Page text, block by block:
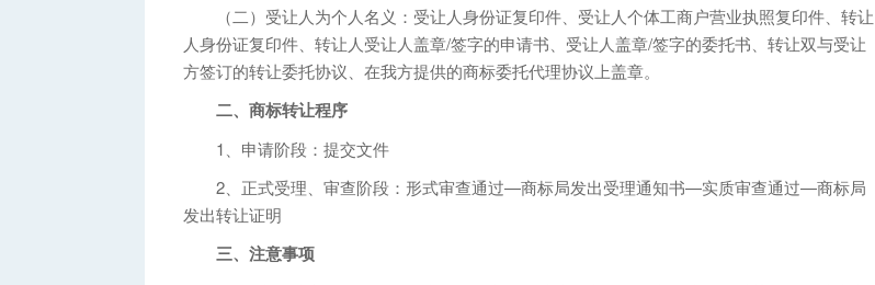
（二）受让人为个人名义：受让人身份证复印件、受让人个体工商户营业执照复印件、转让
人身份证复印件、转让人受让人盖章/签字的申请书、受让人盖章/签字的委托书、转让双与受让
方签订的转让委托协议、在我方提供的商标委托代理协议上盖章。
二、商标转让程序
1、申请阶段：提交文件
2、正式受理、审查阶段：形式审查通过—商标局发出受理通知书—实质审查通过—商标局
发出转让证明
三、注意事项